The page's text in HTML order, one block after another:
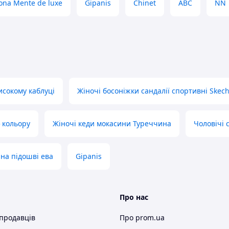
рішення для весняного,
дихати навіть у саму жарку
Підошва м'яка і гнучка з
устілка.
гума.
для цього зателефонуйте або
Mente de luxe Gipanis Chinet ABC NN
каблуці Жіночі босоніжки сандалії спортивні
Жіночі кеди мокасини Туреччина
підошві ева Gipanis
Про нас
Про prom.ua